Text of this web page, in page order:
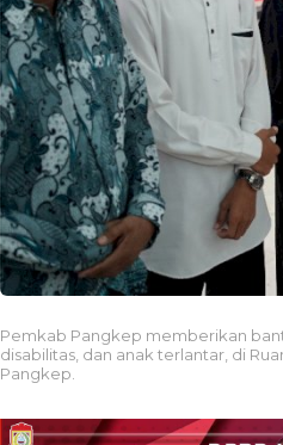
Pemkab Pangkep memberikan
disabilitas, dan anak terlantar, di
Pangkep.